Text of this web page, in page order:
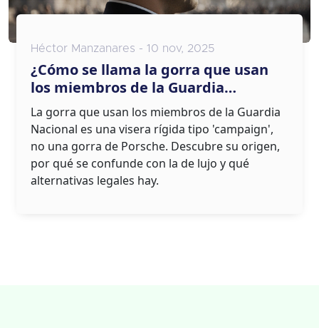
Héctor Manzanares - 10 nov, 2025
¿Cómo se llama la gorra que usan
los miembros de la Guardia
Nacional? Tipo, diseño y origen
La gorra que usan los miembros de la Guardia
Nacional es una visera rígida tipo 'campaign',
no una gorra de Porsche. Descubre su origen,
por qué se confunde con la de lujo y qué
alternativas legales hay.